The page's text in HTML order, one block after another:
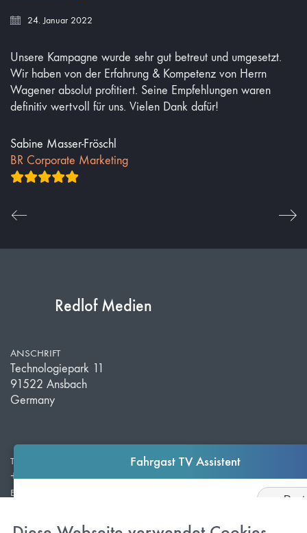
24. Januar 2022
Unsere Kampagne wurde sehr gut betreut und umgesetzt.
Wir haben von der Erfahrung & Kompetenz von Herrn
Wagener absolut profitiert. Seine Empfehlungen waren
definitiv wertvoll für uns. Vielen Dank dafür!
Sabine Masser-Fröschl
BR Corporate Marketing
Redlof Medien
ANSCHRIFT
Technologiepark 11
91522 Ansbach
Germany
TELEFON
+49 981 203 526 50
E-MAIL
Fahrgast TV Assistent
Sprache
Fahrgast TV Assistent: